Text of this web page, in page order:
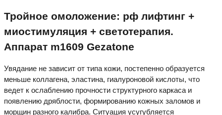
Тройное омоложение: рф лифтинг +
миостимуляция + светотерапия.
Аппарат m1609 Gezatone
Увядание не зависит от типа кожи, постепенно образуется
меньше коллагена, эластина, гиалуроновой кислоты, что
ведет к ослаблению прочности структурного каркаса и
появлению дряблости, формированию кожных заломов и
морщин разного калибра. Ситуация усугубляется